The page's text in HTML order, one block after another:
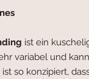
ist ein
variabel und
so konzipiert,